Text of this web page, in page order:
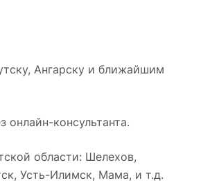
Ангарску и ближайшим
консультанта.
области: Шелехов,
Усть-Илимск, Мама, и т.д.